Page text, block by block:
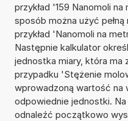
przykład '159 Nanomoli
sposób można użyć
przykład 'Nanomoli na
Następnie kalkulator
jednostka miary, która
przypadku 'Stężenie
wprowadzoną wartość na
odpowiednie jednostki.
odnaleźć początkowo